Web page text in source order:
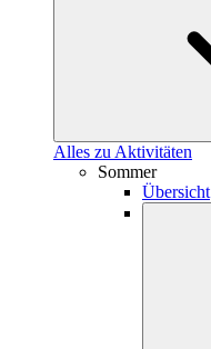
Alles zu Aktivitäten
Sommer
Übersicht